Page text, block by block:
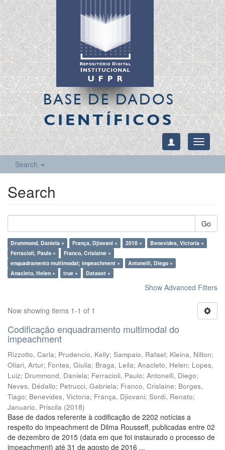
BASE DE DADOS
CIENTÍFICOS
Toggle
Search
Search
Go
Drummond, Daniela × França, Djiovani × 2018 ×
Benevides, Victoria ×
Ferracioli, Paulo ×
Franco, Crislaine ×
enquadramento multimodal; impeachment ×
Antonelli, Diego ×
Anacleto, Helen ×
true × Dataset ×
Show Advanced Filters
Now showing items 1-1 of 1
Codificação enquadramento multimodal do
impeachment
Rizzotto, Carla; Prudencio, Kelly; Sampaio, Rafael; Kleina, Nilton;
Oliari, Artur; Fontes, Giulia; Braga, Leila; Anacleto, Helen; Lopes,
Luiz; Drummond, Daniela; Ferracioli, Paulo; Antonelli, Diego;
Neves, Dédallo; Petrucci, Gabriela; Franco, Crislaine; Borges,
Tiago; Benevides, Victoria; França, Djiovani; Sordi, Renato;
Januario, Priscila (2018)
Base de dados referente à codificação de 2202 notícias a
respeito do impeachment de Dilma Rousseff, publicadas entre 02
de dezembro de 2015 (data em que foi instaurado o processo de
impeachment) até 31 de agosto de 2016 ...